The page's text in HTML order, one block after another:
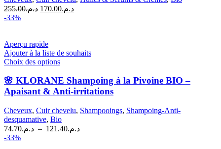
Pivoine
BIO
Chevelu
Sensible
|
ml
د.م.255.00
Le
د.م.170.00
Le
-33%
Aperçu rapide
Ajouter à la liste de souhaits
Choix des optionsCe
a
plusieurs
variations.
options
peuvent
être
🌸 KLORANE Shampoing à la Pivoine BIO –
Apaisant & Anti-irritations
Cheveux, Cuir chevelu, Shampooings, Shampoing-Anti-
desquamative, Bio
د.م.74.70 – د.م.121.40
Plage
-33%